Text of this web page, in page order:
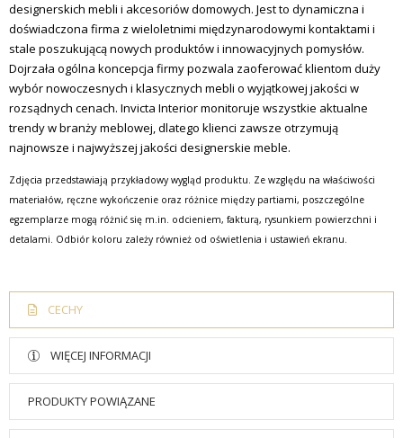
designerskich mebli i akcesoriów domowych. Jest to dynamiczna i
doświadczona firma z wieloletnimi międzynarodowymi kontaktami i
stale poszukującą nowych produktów i innowacyjnych pomysłów.
Dojrzała ogólna koncepcja firmy pozwala zaoferować klientom duży
wybór nowoczesnych i klasycznych mebli o wyjątkowej jakości w
rozsądnych cenach. Invicta Interior monitoruje wszystkie aktualne
trendy w branży meblowej, dlatego klienci zawsze otrzymują
najnowsze i najwyższej jakości designerskie meble.
Zdjęcia przedstawiają przykładowy wygląd produktu. Ze względu na właściwości
materiałów, ręczne wykończenie oraz różnice między partiami, poszczególne
egzemplarze mogą różnić się m.in. odcieniem, fakturą, rysunkiem powierzchni i
detalami. Odbiór koloru zależy również od oświetlenia i ustawień ekranu.
CECHY
WIĘCEJ INFORMACJI
PRODUKTY POWIĄZANE